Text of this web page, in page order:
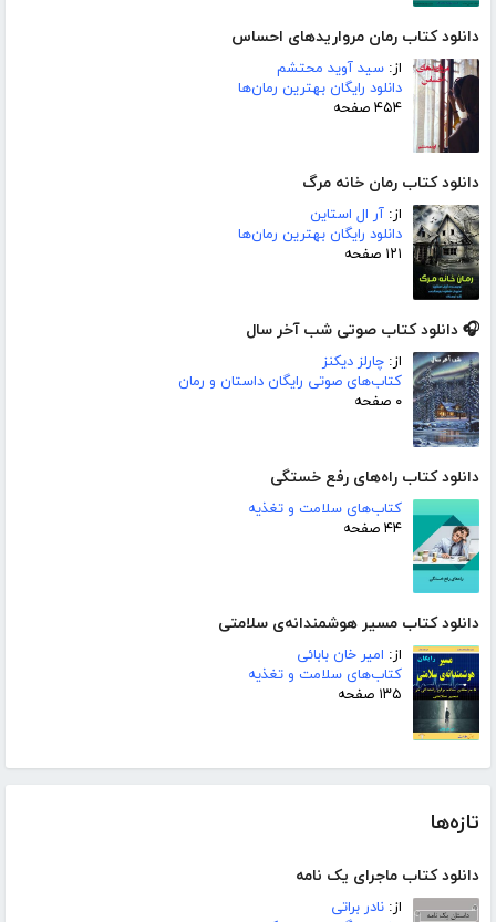
دانلود کتاب رمان مرواریدهای احساس
از: سید آوید محتشم
دانلود رایگان بهترین رمان‌ها
۴۵۴ صفحه
دانلود کتاب رمان خانه مرگ
از: آر ال استاین
دانلود رایگان بهترین رمان‌ها
۱۲۱ صفحه
🎧 دانلود کتاب صوتی شب آخر سال
از: چارلز دیکنز
کتاب‌های صوتی رایگان داستان و رمان
۰ صفحه
دانلود کتاب راه‌های رفع خستگی
کتاب‌های سلامت و تغذیه
۴۴ صفحه
دانلود کتاب مسیر هوشمندانه‌ی سلامتی
از: امیر خان بابائی
کتاب‌های سلامت و تغذیه
۱۳۵ صفحه
تازه‌ها
دانلود کتاب ماجرای یک نامه
از: نادر براتی